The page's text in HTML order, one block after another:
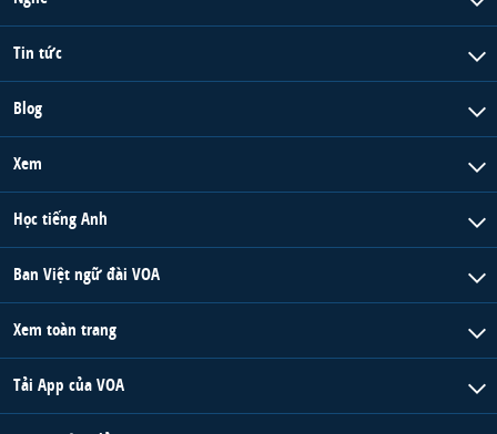
Tin tức
Blog
Xem
Học tiếng Anh
Ban Việt ngữ đài VOA
Xem toàn trang
Tải App của VOA